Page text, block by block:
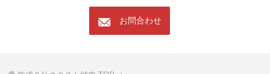
mail お問合わせ